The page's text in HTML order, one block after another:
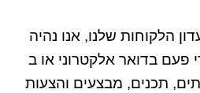
הלקוחות שלנו, אנו נהיה
פעם בדואר אלקטרוני או ב
תכנים, מבצעים והצעות